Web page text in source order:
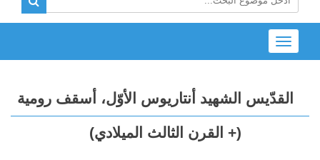
Toggle
navigation
القدّيس الشهيد أنتاريوس الأوّل، أسقف رومية
(+ القرن الثالث الميلادي)